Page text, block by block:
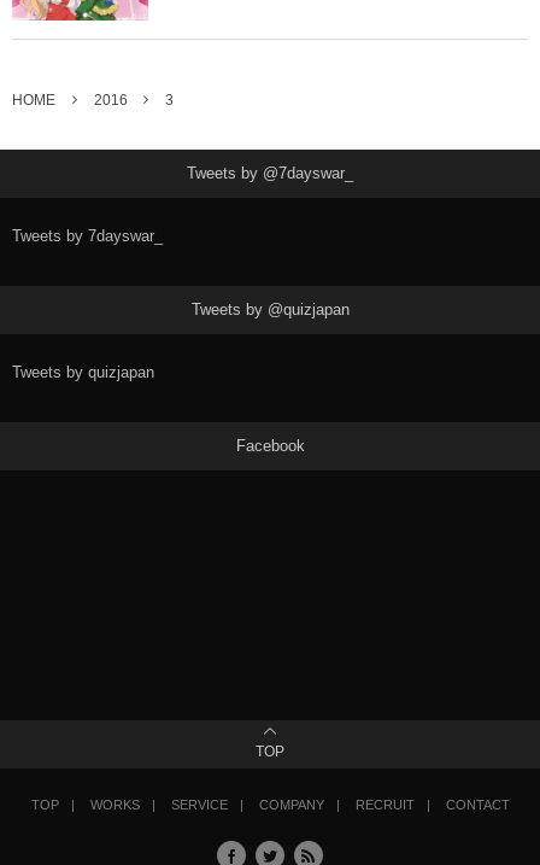
HOME 2016 3
Tweets by @7dayswar_
Tweets by 7dayswar_
Tweets by @quizjapan
Tweets by quizjapan
Facebook
TOP
TOP WORKS SERVICE COMPANY RECRUIT CONTACT